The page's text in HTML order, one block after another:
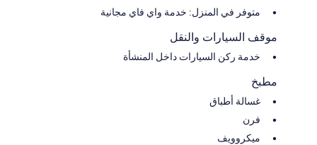
متوفر في المنزل: خدمة واي فاي مجانية
موقف السيارات والنقل
خدمة ركن السيارات داخل المنشأة
مطبخ
غسالة أطباق
فرن
ميكروويف